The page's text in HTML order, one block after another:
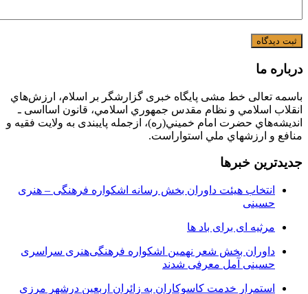
درباره ما
باسمه تعالی خط مشی پایگاه خبری گزارشگر بر اسلام، ارزش‌هاي
انقلاب اسلامي و نظام مقدس جمهوري اسلامي، قانون اسااسی ـ
انديشه‌هاي حضرت امام خميني(ره)، ازجمله پایبندی به ولايت فقيه و
منافع و ارزشهاي ملي استواراست.
جدیدترین خبرها
انتخاب هیئت داوران بخش رسانه اشکواره فرهنگی‌ – هنری
حسینی
مرثیه ای برای باد ها
داوران بخش شعر نهمین اشکواره فرهنگی‌هنری سراسری
حسینی آمل معرفی شدند
استمرار خدمت کاسوکاران به زائران اربعین درشهر مرزی